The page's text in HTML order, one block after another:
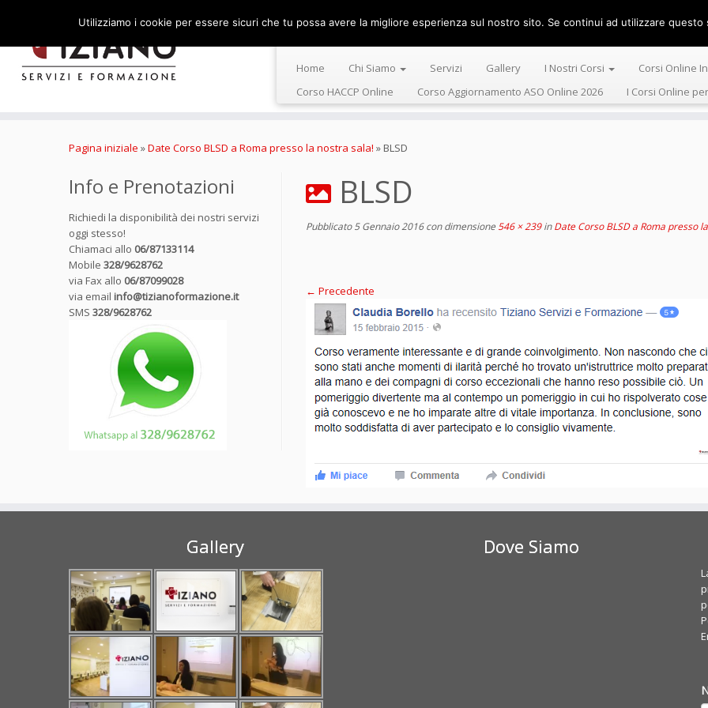
Centro Alta
Home Chi Siamo Servizi Gallery I Nostri Corsi Corsi Online
Corso HACCP Online
Corso Aggiornamento ASO Online 2026 I Corsi Online
Pagina iniziale »Date Corso BLSD a Roma presso la nostra sala! » BLSD
Info e Prenotazioni
Richiedi la disponibilità dei nostri servizi
oggi stesso!
Chiamaci allo 06/87133114
Mobile 328/9628762
via Fax allo 06/87099028
via email info@tizianoformazione.it
SMS 328/9628762
BLSD
Pubblicato 5 Gennaio 2016con dimensione 546 × 239inDate Corso BLSD a Roma presso
← Precedente
Gallery Dove Siamo
Utilizziamo i cookie per essere sicuri che tu possa avere la migliore esperienza sul nostro sito. Se continui ad utilizzare